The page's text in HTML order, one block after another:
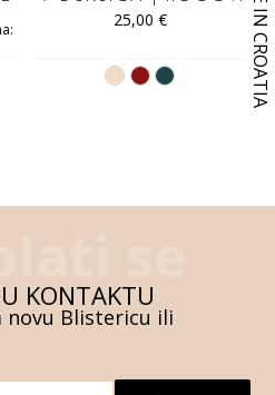
25,00 €
KONTAKTU
novu Blistericu ili